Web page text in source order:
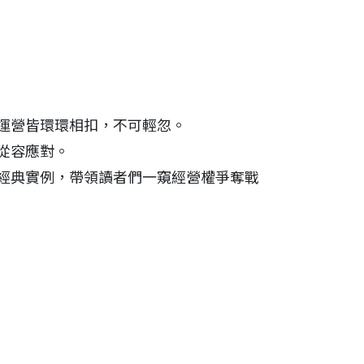
皆環環相扣，不可輕忽。
容應對。
典實例，帶領讀者們一窺經營權爭奪戰